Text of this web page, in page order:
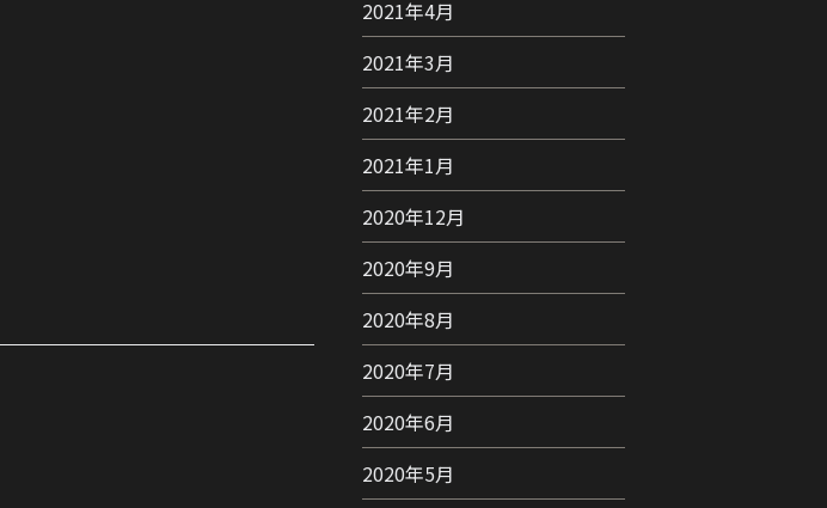
2021年4月
2021年3月
2021年2月
2021年1月
2020年12月
2020年9月
2020年8月
2020年7月
2020年6月
2020年5月